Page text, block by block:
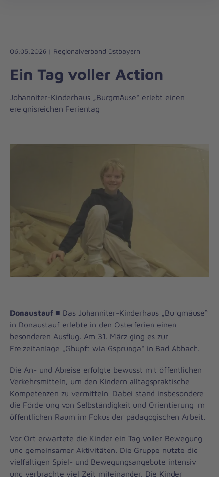
Liebe
Leben
06.05.2026 | Regionalverband Ostbayern
Ein Tag voller Action
Johanniter-Kinderhaus „Burgmäuse“ erlebt einen
ereignisreichen Ferientag
Donaustauf ■ Das Johanniter-Kinderhaus „Burgmäuse“
in Donaustauf erlebte in den Osterferien einen
besonderen Ausflug. Am 31. März ging es zur
Freizeitanlage „Ghupft wia Gsprunga“ in Bad Abbach.
Die An- und Abreise erfolgte bewusst mit öffentlichen
Verkehrsmitteln, um den Kindern alltagspraktische
Kompetenzen zu vermitteln. Dabei stand insbesondere
die Förderung von Selbständigkeit und Orientierung im
öffentlichen Raum im Fokus der pädagogischen Arbeit.
Vor Ort erwartete die Kinder ein Tag voller Bewegung
und gemeinsamer Aktivitäten. Die Gruppe nutzte die
vielfältigen Spiel- und Bewegungsangebote intensiv
und verbrachte viel Zeit miteinander. Die Kinder